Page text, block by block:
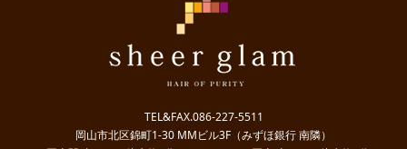
TEL&FAX.086-227-5511
岡山市北区錦町1-30 MMビル3F（みずほ銀行 南隣）